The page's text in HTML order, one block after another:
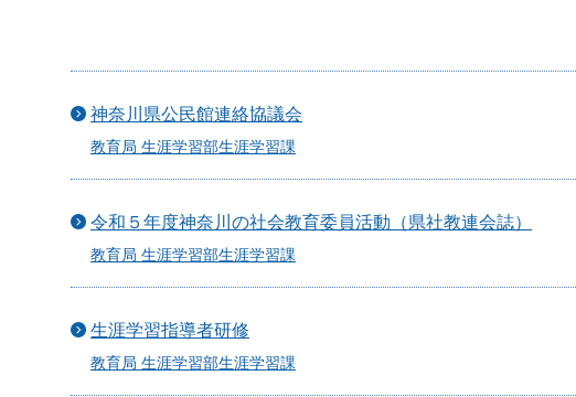
神奈川県公民館連絡協議会
教育局 生涯学習部生涯学習課
令和５年度神奈川の社会教育委員活動（県社教連会誌）
教育局 生涯学習部生涯学習課
生涯学習指導者研修
教育局 生涯学習部生涯学習課